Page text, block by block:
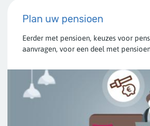
Plan uw pensioen
Eerder met pensioen, keuzes voor
aanvragen, voor een deel met